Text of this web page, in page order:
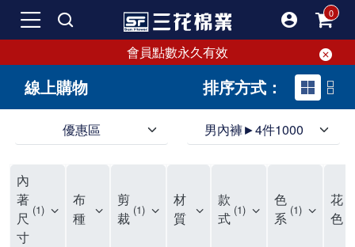
會員點數永久有效
線上購物 排序方式：
優惠區 男內褲►4件1000
三花男內褲提供最平實好搭的男內褲選擇。採用高品質原料製成，三花男內褲擁有絕佳彈性與透氣度，怎麼穿都舒適不用擔心造成肌膚困擾，立體剪裁全面大升級，滿意度百分百。
三花男內褲是男生首選品牌，適合休閒與運動。彈性好，人體工學剪裁，立體效果佳，舒適感大提升，魅力指數破表！
市佔率高達50年！三花專注設計，提升舒適與耐用，針對亞洲男性剪裁，大動作不卡襠。
三花男內褲採用優質棉料製成，褲身擁有超過千個散熱孔，吸汗透氣，柔順舒適，解決一般男內褲的悶熱問題。針對亞洲男性體型的立體剪裁設計，告別卡襠煩惱，自如大動作。三花男內褲市佔率高，專注製造與開發超過50年，提升舒適度與耐用性，深受網友推崇。五片式剪裁設計，適合各種身形及風格，給予肌膚前所未有的透氣舒適體驗。
【心情閒聊】男內褲的一些小心得?! 身為一名廣告代理商的社群小編，每次接到新客戶都需做好充足的產業功課，以免在撰寫廣告時顯得膚淺。美妝和流行服飾的客戶總讓我感到一點小確幸，因為可以搶先試用到新產品，或請客戶幫忙以員工價購買商品，讓人有中獎的小喜悅。 這次的客戶卻是-男內褲! 男內褲! 男內褲! 由於是第一次接觸這類產品，所以特地重複三次來表達內心的震驚。因為獨處時間較長，對於男內褲的研究多少有些害羞。因而硬著頭皮買了好幾件男內褲進行研究。 家裡沒有兄弟，也沒有可以直接聊男內褲的男性朋友，自己去買男內褲真的需要一些勇氣。我感謝現在的高科技網購，讓我不用親自到店面盯著男內褲看，也能輕鬆購買到不同種類的男內褲，真是感恩網路! 在Google搜尋 ""男內褲""，瞬間出現許多品牌，男內褲的世界真是博大精深呢。我開始扮演男內褲研究生，對男內褲進行分類：從長短、高低中腰到情趣男內褲，各式各樣應有盡有。好險此次的客戶是比較中規中矩的，情趣類的男內褲不在研究範圍，不然一直盯著穿內褲的模特兒看也太難為情了。 男內褲的設計功能其實不亞於女生內衣。由於男生身體結構的關係，需要更細心的設計。市面上較大的品牌有老牌的三花、三槍、宜而爽等，還有大手筆請代言人的CK、PLAYBOY等品牌。要選男內褲，實在需要下些功夫。 我將男內褲分為兩個面向：花色和功能設計。選擇男內褲的花色非常重要，因為能看出個人的品味和對內外搭配的重視程度。宅男們穿著50歲阿伯的花色內褲，或是穿白褲子搭配大黑色內褲，都是不OK的搭配。 功能設計則是對重要部位的保?。為了確保舒適性，有的內褲設計了開襟方便上廁所，有的設計了專屬囊袋固定，更有五片立體剪裁，或者強調視覺效果的內褲。這些設計不僅滿足基本的生理需求，更進階到心靈上的滿足。 以往從未想過要認真研究男內褲，直到這次工作的契機才真正了解男內褲的繁複。男內褲花色多樣，研究起來花費了不少時間。與男內褲客戶窗口交流，我這個女專案可能會有一段尷尬期，希望自己討論時不會笑場。雖然我無法真正體驗男內褲的全部功能，但透過揣測和客戶專業的回答，依然探詢到了許多有趣的現象。 某些網友反應某些國外品牌的男內褲不好穿，可能因為這些品牌是按照西方身材比例製造，不太適合台灣男性。同樣的現象也出現在女性內衣上，所以選擇適合自己的內褲才是最重要的。 以上只是我的心情抒發，沒有針對任何一家男內褲品牌，歡迎更多對男內褲有興趣的朋友加入研究行列！"
內
著
尺
寸
1
布
種
剪
裁 1
材
質
款
式 1
色
系 1
花
色